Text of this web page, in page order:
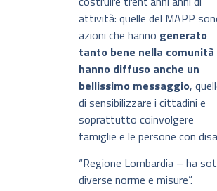
attività: quelle del MAPP
azioni che hanno generato
tanto bene nella comunità
hanno diffuso anche un
bellissimo messaggio,
di sensibilizzare i cittadini e
soprattutto coinvolgere
famiglie e le persone con
“Regione Lombardia – ha
diverse norme e misure”.